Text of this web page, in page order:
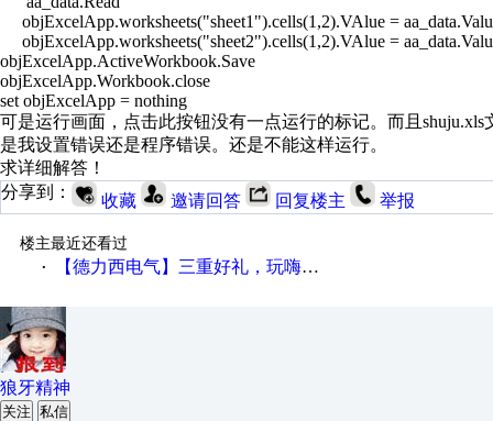
objExcelApp.worksheets("sheet1").cells(1,2).VAlue =
objExcelApp.worksheets("sheet2").cells(1,2).VAlue =
objExcelApp.ActiveWorkbook.Save
objExcelApp.Workbook.close
set objExcelApp = nothing
可是运行画面，点击此按钮没有一点运行的标记。而且shuju.xls
是我设置错误还是程序错误。还是不能这样运行。
求详细解答！
分享到：
收藏 邀请回答 回复楼主 举报
楼主最近还看过
·
【德力西电气】三重好礼，玩嗨夏日！
狼牙精神
关注 私信